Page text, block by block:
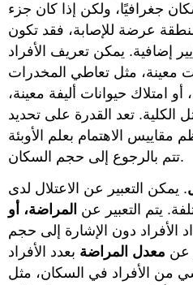
جغرافيًا، ولكن إذا كان جزء
عرضة للإصابة، فقد تكون
إضافية. يمكن تعريف الأفراد
معينة، مثل تعاطي المخدرات
امتلاك حيوانات أليفة معينة،
تعد القدرة على تحديد
مقاييس الاهتمام بعلم الأوبئة
تتم بالرجوع إلى حجم السكان.
. يمكن التعبير عن الاعتلال لدى
يتم التعبير عن المراضة، أو
الأفراد دون الإشارة إلى حجم
عن معدل المراضة بعدد الأفراد
من الأفراد في السكان، مثل